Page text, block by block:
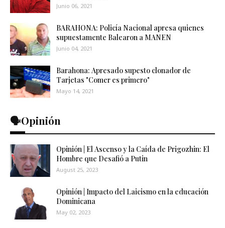
Junio 06, 2021
BARAHONA: Policía Nacional apresa quienes
supuestamente Balearon a MANEN
Junio 04, 2021
Barahona: Apresado supesto clonador de
Tarjetas "Comer es primero"
Mayo 14, 2021
🗣️Opinión
Opinión | El Ascenso y la Caída de Prigozhin: El
Hombre que Desafió a Putin
August 25, 2023
Opinión | Impacto del Laicismo en la educación
Dominicana
May 02, 2023